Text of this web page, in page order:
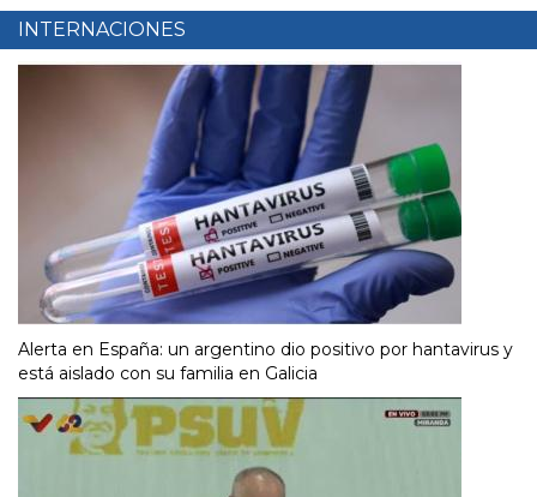
INTERNACIONES
Alerta en España: un argentino dio positivo por hantavirus y
está aislado con su familia en Galicia